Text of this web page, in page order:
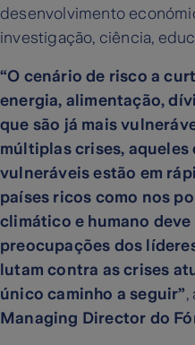
desenvolvimento
investigação, ciência,
“O cenário de risco a
energia, alimentação,
que são já mais
múltiplas crises,
vulneráveis estão em
países ricos como nos
climático e humano
preocupações dos
lutam contra as crises
único caminho a seguir”,
Managing Director do